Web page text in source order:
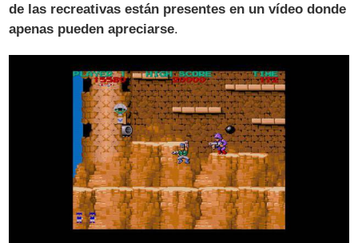
de las recreativas están presentes en un vídeo donde
apenas pueden apreciarse.